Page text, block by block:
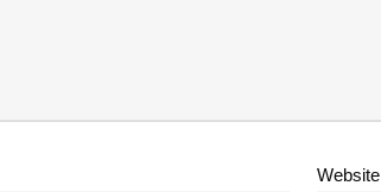
Website